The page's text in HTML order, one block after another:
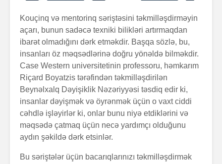
Kouçinq və mentorinq səriştəsini təkmilləşdirməyin
açarı, bunun sadəcə texniki bilikləri artırmaqdan
ibarət olmadığını dərk etməkdir. Başqa sözlə, bu,
insanları öz məqsədlərinə doğru yönəldə bilməkdir.
Case Western universitetinin professoru, həmkarım
Riçard Boyatzis tərəfindən təkmilləşdirilən
Beynəlxalq Dəyişiklik Nəzəriyyəsi təsdiq edir ki,
insanlar dəyişmək və öyrənmək üçün o vaxt ciddi
cəhdlə işləyirlər ki, onlar bunu niyə etdiklərini və
məqsədə çatmaq üçün necə yardımçı olduğunu
aydın şəkildə dərk etsinlər.
Bu səriştələr üçün bacarıqlarınızı təkmilləşdirmək